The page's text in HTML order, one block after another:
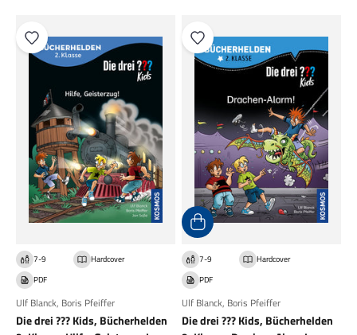
7-9
Hardcover
PDF
Ulf Blanck, Boris Pfeiffer
Die drei ??? Kids, Bücherhelden
7-9
Hardcover
PDF
Ulf Blanck, Boris Pfeiffer
Die drei ??? Kids, Bücherhelden